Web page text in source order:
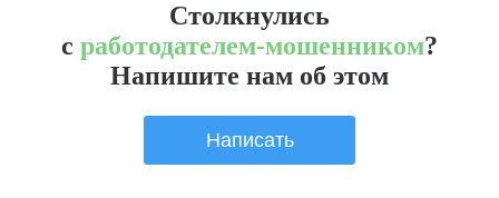
Столкнулись
с работодателем-мошенником?
Напишите нам об этом
Написать